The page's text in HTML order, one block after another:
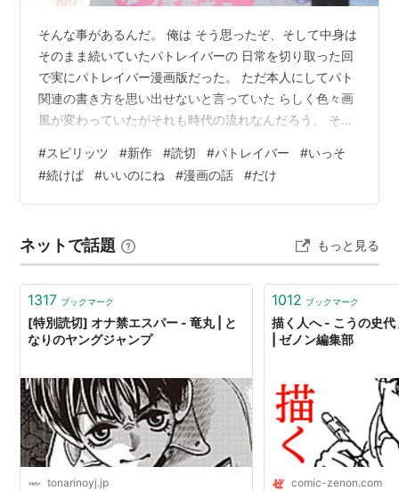
そんな事があるんだ。 俺は そう思ったぞ、そして中身は
そのまま続いていたパトレイバーの 日常を切り取った回
で実にパトレイバー漫画版だった。 ただ本人にしてパト
関連の書き方を思い出せないと言っていた らしく色々画
風が変わっていたがそれも時代の流れなんだろう。 そう
ゆうき氏のは見れた、個人的には。 それよりも！ このス
ピリッツという雑誌がどこにも売ってなくて草 ええ、早
朝ほぼ全ブランドコンビニ散歩という結果になったが ど
なし、聞いたら入荷1。 いや今回は見越して増やすべきで
しょ←どうでしょう そ…
#スピリッツ #新作 #読切 #パトレイバー #いっそ
#続けば #いいのにね #漫画の話 #だけ
ネットで話題 もっと見る
1317 ブックマーク
[特別読切] オナ禁エスパー - 竜丸 | と
なりのヤングジャンプ
tonarinoyj.jp
1012 ブックマーク
描く人へ - こうの史
| ゼノン編集部
comic-zenon.com